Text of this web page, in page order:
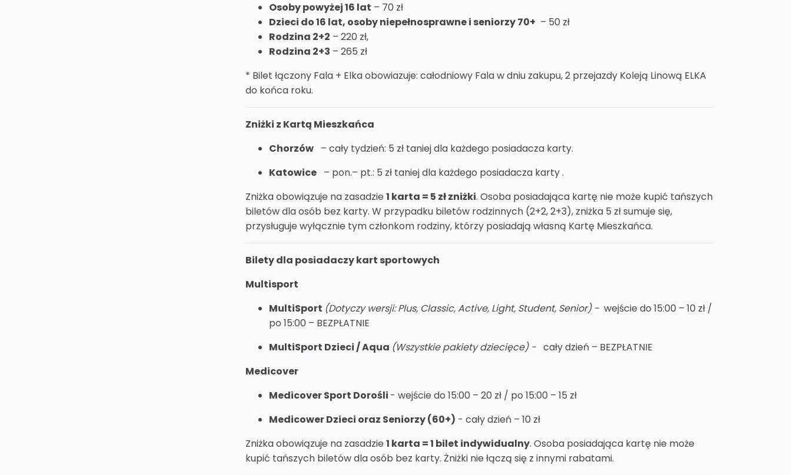
Osoby powyżej 16 lat – 70 zł
Dzieci do 16 lat, osoby niepełnosprawne i seniorzy 70+ – 50 zł
Rodzina 2+2 – 220 zł,
Rodzina 2+3 – 265 zł
* Bilet łączony Fala + Elka obowiazuje: całodniowy Fala w dniu zakupu, 2 przejazdy Koleją Linową ELKA
do końca roku.
Zniżki z Kartą Mieszkańca
Chorzów – cały tydzień: 5 zł taniej dla każdego posiadacza karty.
Katowice – pon.– pt.: 5 zł taniej dla każdego posiadacza karty .
Zniżka obowiązuje na zasadzie 1 karta = 5 zł zniżki. Osoba posiadająca kartę nie może kupić tańszych
biletów dla osób bez karty. W przypadku biletów rodzinnych (2+2, 2+3), zniżka 5 zł sumuje się,
przysługuje wyłącznie tym członkom rodziny, którzy posiadają własną Kartę Mieszkańca.
Bilety dla posiadaczy kart sportowych
Multisport
MultiSport (Dotyczy wersji: Plus, Classic, Active, Light, Student, Senior) - wejście do 15:00 – 10 zł /
po 15:00 – BEZPŁATNIE
MultiSport Dzieci / Aqua (Wszystkie pakiety dziecięce) - cały dzień – BEZPŁATNIE
Medicover
Medicover Sport Dorośli - wejście do 15:00 – 20 zł / po 15:00 – 15 zł
Medicower Dzieci oraz Seniorzy (60+) - cały dzień – 10 zł
Zniżka obowiązuje na zasadzie 1 karta = 1 bilet indywidualny. Osoba posiadająca kartę nie może
kupić tańszych biletów dla osób bez karty. Żniżki nie łączą się z innymi rabatami.